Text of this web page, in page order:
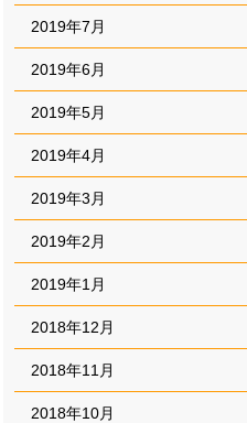
2019年7月
2019年6月
2019年5月
2019年4月
2019年3月
2019年2月
2019年1月
2018年12月
2018年11月
2018年10月